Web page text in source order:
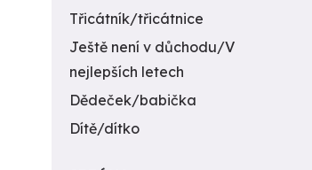
Třicátník/třicátnice
Ještě není v důchodu/V
nejlepších letech
Dědeček/babička
Dítě/dítko